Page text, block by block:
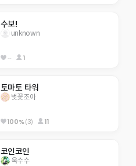
수보!
unknown
-- 1
토마토 타워
벚꽃조아
100%(3) 11
코인코인
옥수수